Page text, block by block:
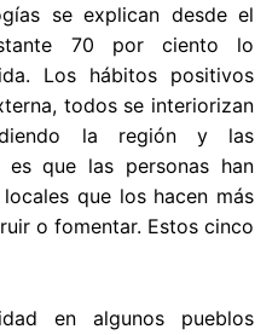
se explican desde el
70 por ciento lo
Los hábitos positivos
todos se interiorizan
la región y las
es que las personas han
que los hacen más
o fomentar. Estos cinco
en algunos pueblos